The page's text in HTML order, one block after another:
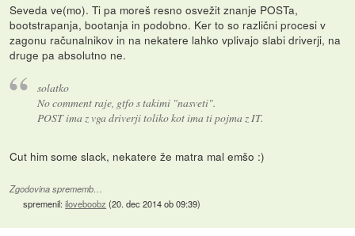
Seveda ve(mo). Ti pa moreš resno osvežit znanje POSTa,
bootstrapanja, bootanja in podobno. Ker to so različni procesi v
zagonu računalnikov in na nekatere lahko vplivajo slabi driverji, na
druge pa absolutno ne.
solatko
No comment raje, gtfo s takimi "nasveti".
POST ima z vga driverji toliko kot ima ti pojma z IT.
Cut him some slack, nekatere že matra mal emšo :)
Zgodovina sprememb…
spremenil:iloveboobz (20. dec 2014 ob 09:39)